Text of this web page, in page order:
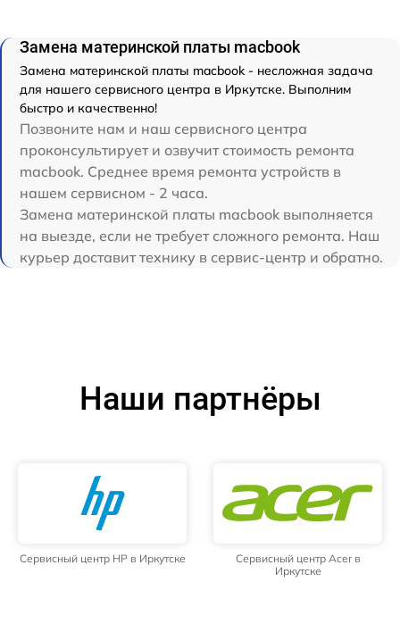
Замена материнской платы macbook
Замена материнской платы macbook - несложная задача
для нашего сервисного центра в Иркутске. Выполним
быстро и качественно!
Позвоните нам и наш сервисного центра
проконсультирует и озвучит стоимость ремонта
macbook. Среднее время ремонта устройств в
нашем сервисном - 2 часа.
Замена материнской платы macbook выполняется
на выезде, если не требует сложного ремонта. Наш
курьер доставит технику в сервис-центр и обратно.
Наши партнёры
Сервисный центр HP в Иркутске
Сервисный центр Acer в
Иркутске